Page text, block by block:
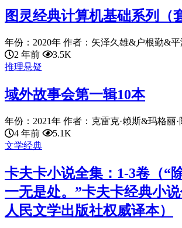
图灵经典计算机基础系列（
年份：2020年 作者：矢泽久雄&户根勤&
2 年前
3.5K
推理悬疑
域外故事会第一辑10本
年份：2021年 作者：克雷克·赖斯&玛格丽
4 年前
5.1K
文学经典
卡夫卡小说全集：1-3卷（“
一无是处。”卡夫卡经典小说
人民文学出版社权威译本）